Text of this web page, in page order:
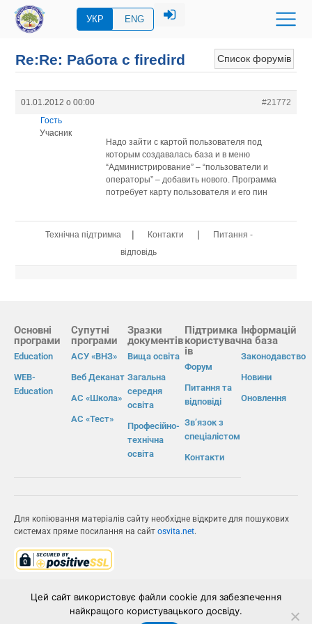
УКР ENG
Список форумів
Re:Re: Работа с firedird
01.01.2012 о 00:00
#21772
Гость
Учасник
Надо зайти с картой пользователя под
которым создавалась база и в меню
“Администрирование” – “пользователи и
операторы” – добавить нового. Программа
потребует карту пользователя и его пин
Технічна підтримка | Контакти |
Питання -
відповідь
Основні
програми
Education
WEB-
Education
Супутні
програми
АСУ «ВНЗ»
Веб Деканат
АС «Школа»
АС «Тест»
Зразки
документів
Вища освіта
Загальна
середня
освіта
Професійно-
технічна
освіта
Підтримка
користувач
ів
Форум
Питання та
відповіді
Зв’язок з
спеціалістом
Контакти
Інформацій
на база
Законодавство
Новини
Оновлення
Для копіювання матеріалів сайту необхідне відкрите для пошукових
системах пряме посилання на сайт osvita.net.
ІВС «ОСВІТА»
Цей сайт використовує файли cookie для забезпечення
найкращого користувацького досвіду.